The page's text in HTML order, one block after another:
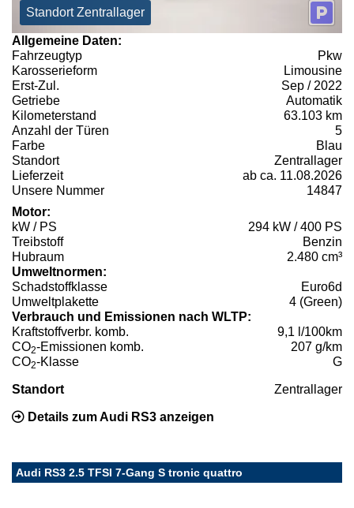
Standort Zentrallager
Allgemeine Daten:
Fahrzeugtyp
Pkw
Karosserieform
Limousine
Erst-Zul.
Sep / 2022
Getriebe
Automatik
Kilometerstand
63.103 km
Anzahl der Türen
5
Farbe
Blau
Standort
Zentrallager
Lieferzeit
ab ca. 11.08.2026
Unsere Nummer
14847
Motor:
kW / PS
294 kW / 400 PS
Treibstoff
Benzin
Hubraum
2.480 cm³
Umweltnormen:
Schadstoffklasse
Euro6d
Umweltplakette
4 (Green)
Verbrauch und Emissionen nach WLTP:
Kraftstoffverbr. komb.
9,1 l/100km
CO2-Emissionen komb.
207 g/km
CO2-Klasse G
Standort Zentrallager
Details zum Audi RS3 anzeigen
Audi RS3 2.5 TFSI 7-Gang S tronic quattro